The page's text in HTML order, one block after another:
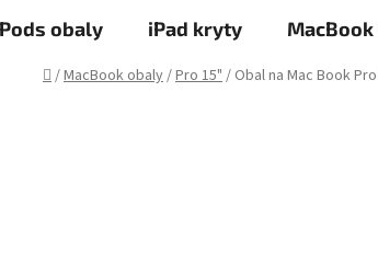
obaly iPad kryty
Domov
/MacBook obaly/Pro 15"/ Obal na Mac Book